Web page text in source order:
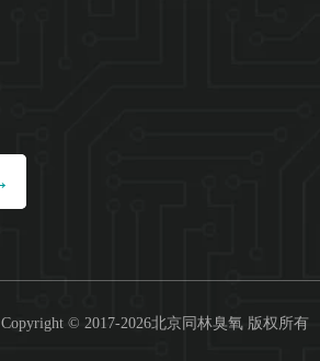
Copyright © 2017-2026北京同林臭氧 版权所有